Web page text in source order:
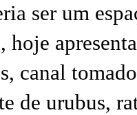
ser um
hoje
canal
de urubus,